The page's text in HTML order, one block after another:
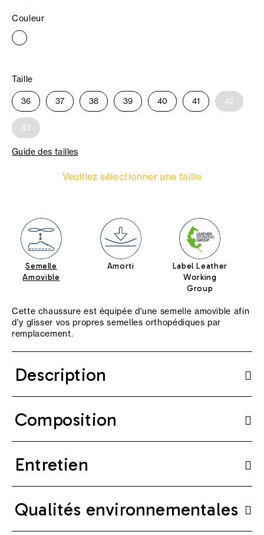
Couleur
Taille
36 37 38 39 40 41 42
43
Guide des tailles
Veuillez sélectionner une taille
Semelle
Amovible
Amorti
Label Leather
Working
Group
Cette chaussure est équipée d'une semelle amovible afin
d'y glisser vos propres semelles orthopédiques par
remplacement.
Description
Composition
Entretien
Qualités environnementales